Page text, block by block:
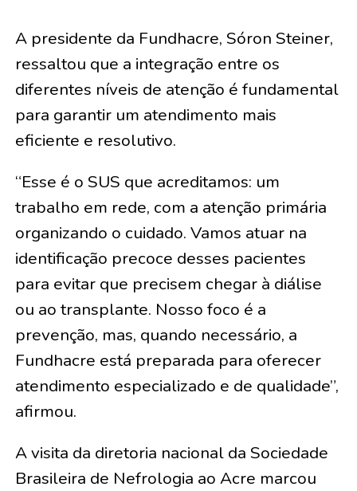
A presidente da Fundhacre, Sóron Steiner,
ressaltou que a integração entre os
diferentes níveis de atenção é fundamental
para garantir um atendimento mais
eficiente e resolutivo.
“Esse é o SUS que acreditamos: um
trabalho em rede, com a atenção primária
organizando o cuidado. Vamos atuar na
identificação precoce desses pacientes
para evitar que precisem chegar à diálise
ou ao transplante. Nosso foco é a
prevenção, mas, quando necessário, a
Fundhacre está preparada para oferecer
atendimento especializado e de qualidade”,
afirmou.
A visita da diretoria nacional da Sociedade
Brasileira de Nefrologia ao Acre marcou